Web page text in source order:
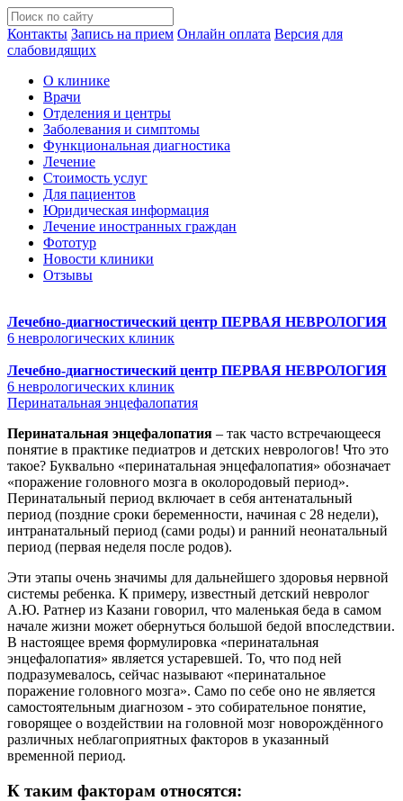
Контакты Запись на прием Онлайн оплата Версия для
слабовидящих
О клинике
Врачи
Отделения и центры
Заболевания и симптомы
Функциональная диагностика
Лечение
Стоимость услуг
Для пациентов
Юридическая информация
Лечение иностранных граждан
Фототур
Новости клиники
Отзывы
Лечебно-диагностический центр ПЕРВАЯ НЕВРОЛОГИЯ
6 неврологических клиник
Лечебно-диагностический центр ПЕРВАЯ НЕВРОЛОГИЯ
6 неврологических клиник
Перинатальная энцефалопатия
Перинатальная энцефалопатия – так часто встречающееся
понятие в практике педиатров и детских неврологов! Что это
такое? Буквально «перинатальная энцефалопатия» обозначает
«поражение головного мозга в околородовый период».
Перинатальный период включает в себя антенатальный
период (поздние сроки беременности, начиная с 28 недели),
интранатальный период (сами роды) и ранний неонатальный
период (первая неделя после родов).
Эти этапы очень значимы для дальнейшего здоровья нервной
системы ребенка. К примеру, известный детский невролог
А.Ю. Ратнер из Казани говорил, что маленькая беда в самом
начале жизни может обернуться большой бедой впоследствии.
В настоящее время формулировка «перинатальная
энцефалопатия» является устаревшей. То, что под ней
подразумевалось, сейчас называют «перинатальное
поражение головного мозга». Само по себе оно не является
самостоятельным диагнозом - это собирательное понятие,
говорящее о воздействии на головной мозг новорождённого
различных неблагоприятных факторов в указанный
временной период.
К таким факторам относятся: